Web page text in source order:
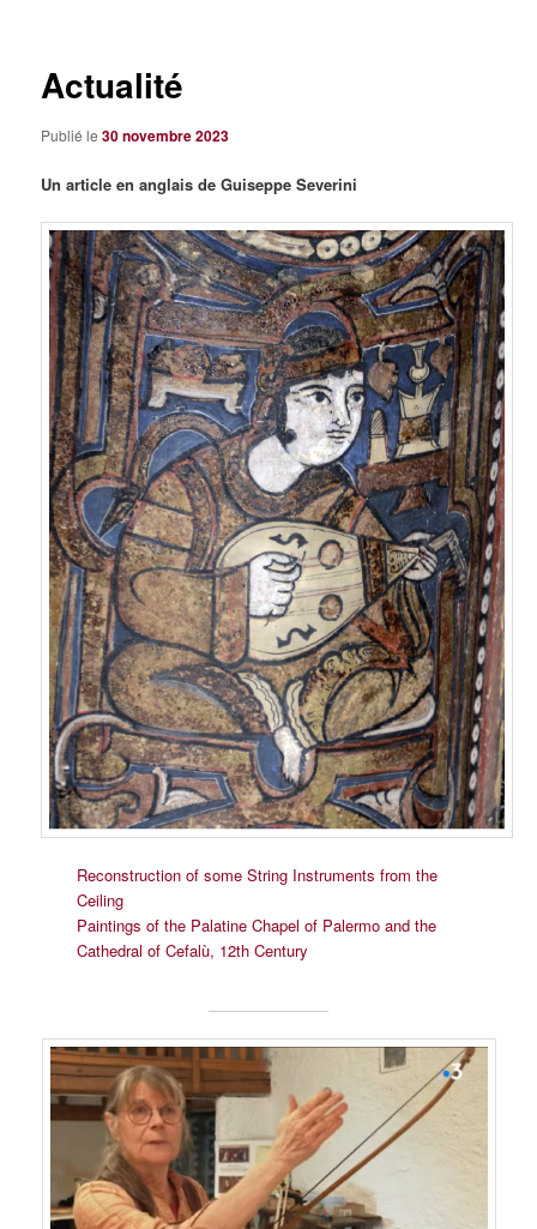
Actualité
Publié le30 novembre 2023
Un article en anglais de Guiseppe Severini
Reconstruction of some String Instruments from the
Ceiling
Paintings of the Palatine Chapel of Palermo and the
Cathedral of Cefalù, 12th Century